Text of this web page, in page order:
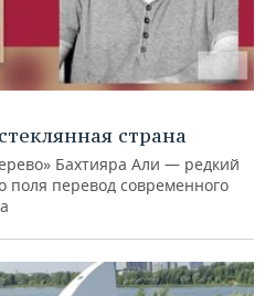
страна
Бахтияра Али — редкий
поля перевод современного